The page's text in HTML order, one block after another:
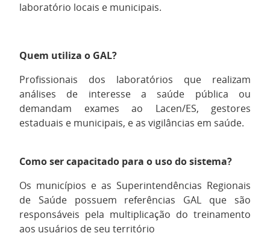
laboratório locais e municipais.
Quem utiliza o GAL?
Profissionais dos laboratórios que realizam
análises de interesse a saúde pública ou
demandam exames ao Lacen/ES, gestores
estaduais e municipais, e as vigilâncias em saúde.
Como ser capacitado para o uso do sistema?
Os municípios e as Superintendências Regionais
de Saúde possuem referências GAL que são
responsáveis pela multiplicação do treinamento
aos usuários de seu território